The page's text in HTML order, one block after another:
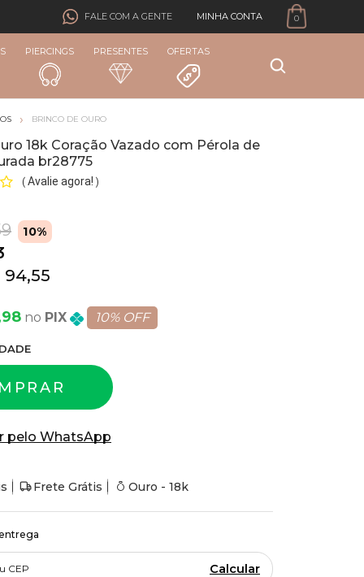
FALE COM A GENTE MINHA CONTA 0
PIERCINGS PRESENTES OFERTAS
BRINCO DE OURO
18k Coração Vazado com Pérola de
br28775
( Avalie agora! )
10%
94,55
PIX 10% OFF
pelo WhatsApp
Frete Grátis Ouro - 18k
Calcular